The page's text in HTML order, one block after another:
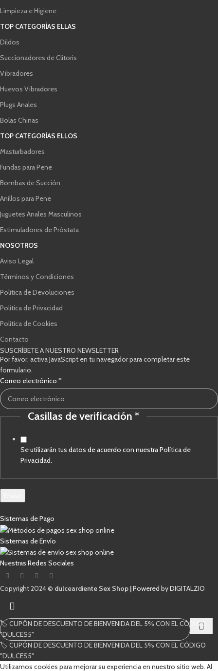
Limpieza e Higiene
TOP CATEGORÍAS ELLAS
Dildos
Succionadores de Clítoris
Vibradores
Huevos Vibradores
Plugs Anales
Bolas Chinas
TOP CATEGORÍAS ELLOS
Masturbadores
Fundas para Pene
Bombas de Succión
Anillos para Pene
Juguetes Anales Masculinos
Estimuladores de Próstata
NOSOTROS
Aviso Legal
Términos y Condiciones
Política de Devoluciones
Política de Privacidad
Política de Cookies
Contacto
SUSCRÍBETE A NUESTRO NEWSLETTER
Por favor, activa JavaScript en tu navegador para completar este
formulario.
Correo electrónico *
electrónico
verificación
Casillas de verificación *
Se utilizarán tus datos de acuerdo con nuestra Política de
Privacidad.
Sistemas de Pago
Sistemas de Envío
Nuestras Redes Sociales
Copyright 2024 © dulceardiente Sex Shop |Powered by DIGITALZIO
Comienza a escribir para ver los productos que estás buscando.
🏷️ CUPÓN DE DESCUENTO DE BIENVENIDA DEL 5% CON EL CÓDIGO
"DULCES5"
🏷️ CUPÓN DE DESCUENTO DE BIENVENIDA DEL 5% CON EL CÓDIGO
"DULCES5"
Utilizamos cookies para mejorar su experiencia en nuestro sitio web. Al